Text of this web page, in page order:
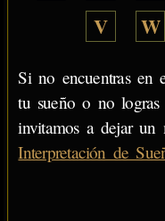
V
W
Si no encuentras en
tu sueño o no logras
invitamos a dejar
Interpretación de